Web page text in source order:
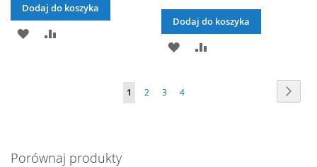
Dodaj do koszyka
DODAJ
Dodaj do koszyka
DODAJ
LISTY
Aktualnie
1 Strona
2 Strona
3 Strona
4
Porównaj produkty